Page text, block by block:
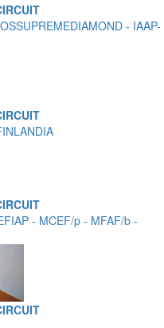
- IAAP-
- MCEF/p - MFAF/b -